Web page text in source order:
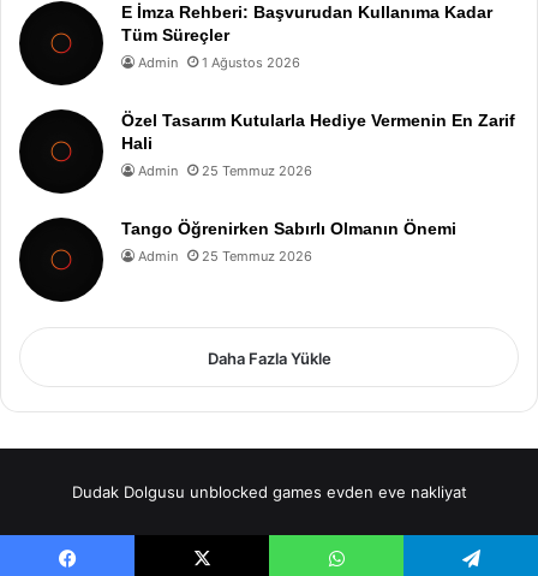
E İmza Rehberi: Başvurudan Kullanıma Kadar
Tüm Süreçler
Admin 1 Ağustos 2026
Özel Tasarım Kutularla Hediye Vermenin En Zarif
Hali
Admin 25 Temmuz 2026
Tango Öğrenirken Sabırlı Olmanın Önemi
Admin 25 Temmuz 2026
Daha Fazla Yükle
Dudak Dolgusu unblocked games evden eve nakliyat